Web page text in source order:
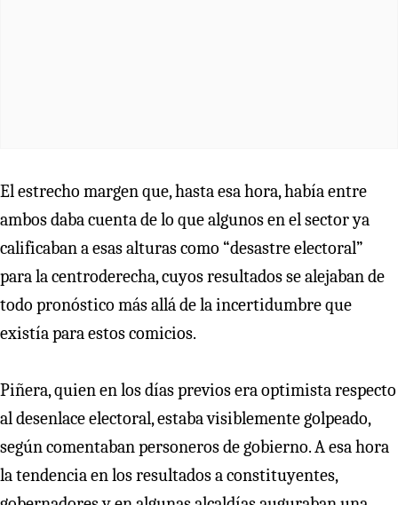
El estrecho margen que, hasta esa hora, había entre
ambos daba cuenta de lo que algunos en el sector ya
calificaban a esas alturas como “desastre electoral”
para la centroderecha, cuyos resultados se alejaban de
todo pronóstico más allá de la incertidumbre que
existía para estos comicios.
Piñera, quien en los días previos era optimista respecto
al desenlace electoral, estaba visiblemente golpeado,
según comentaban personeros de gobierno. A esa hora
la tendencia en los resultados a constituyentes,